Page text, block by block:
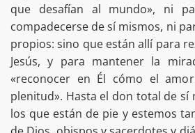
que desafían al mundo», ni
compadecerse de sí mismos, ni
propios: sino que están allí para
Jesús, y para mantener la
«reconocer en Él cómo el
plenitud». Hasta el don total de sí
los que están de pie y estemos